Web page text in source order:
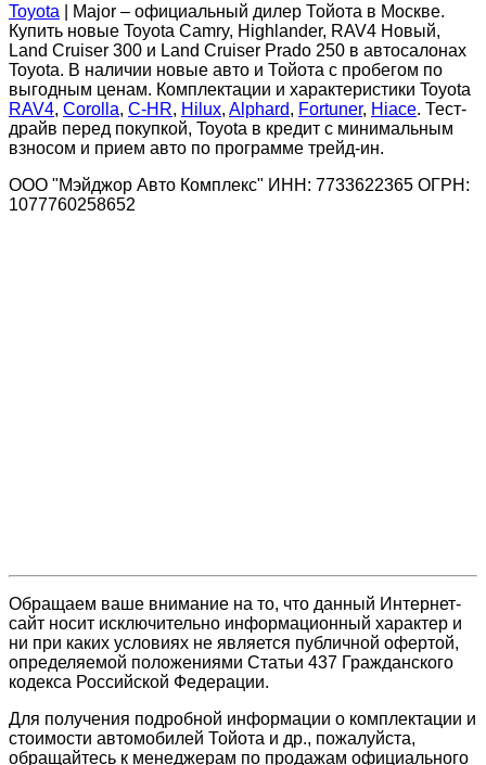
Toyota | Major – официальный дилер Тойота в Москве.
Купить новые Toyota Camry, Highlander, RAV4 Новый,
Land Cruiser 300 и Land Cruiser Prado 250 в автосалонах
Toyota. В наличии новые авто и Тойота с пробегом по
выгодным ценам. Комплектации и характеристики Toyota
RAV4, Corolla, C-HR, Hilux, Alphard, Fortuner, Hiace. Тест-
драйв перед покупкой, Toyota в кредит с минимальным
взносом и прием авто по программе трейд-ин.
ООО "Мэйджор Авто Комплекс" ИНН: 7733622365 ОГРН:
1077760258652
Обращаем ваше внимание на то, что данный Интернет-
сайт носит исключительно информационный характер и
ни при каких условиях не является публичной офертой,
определяемой положениями Статьи 437 Гражданского
кодекса Российской Федерации.
Для получения подробной информации о комплектации и
стоимости автомобилей Тойота и др., пожалуйста,
обращайтесь к менеджерам по продажам официального